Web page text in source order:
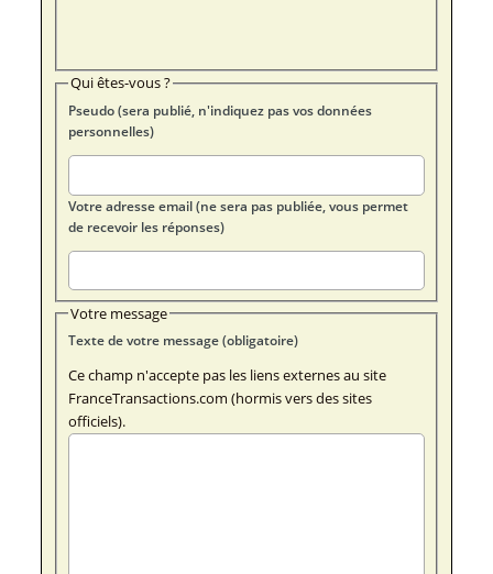
Qui êtes-vous ?
Pseudo (sera publié, n'indiquez pas vos données
personnelles)
Votre adresse email (ne sera pas publiée, vous permet
de recevoir les réponses)
Votre message
Texte de votre message (obligatoire)
Ce champ n'accepte pas les liens externes au site
FranceTransactions.com (hormis vers des sites
officiels).